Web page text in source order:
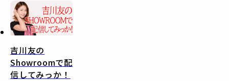
吉川友の
Showroomで配
信してみっか！